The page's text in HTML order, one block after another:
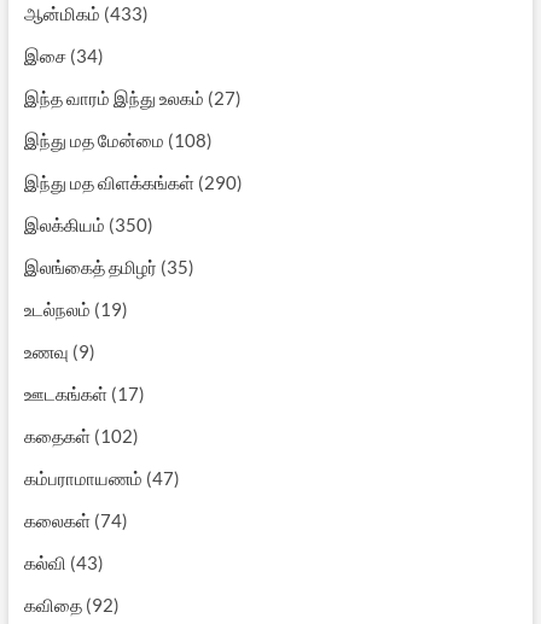
ஆன்மிகம் (433)
இசை(34)
இந்த வாரம் இந்து உலகம் (27)
இந்து மத மேன்மை (108)
இந்து மத விளக்கங்கள்(290)
இலக்கியம் (350)
இலங்கைத் தமிழர் (35)
உடல்நலம் (19)
உணவு (9)
ஊடகங்கள்(17)
கதைகள்(102)
கம்பராமாயணம் (47)
கலைகள்(74)
கல்வி (43)
கவிதை(92)